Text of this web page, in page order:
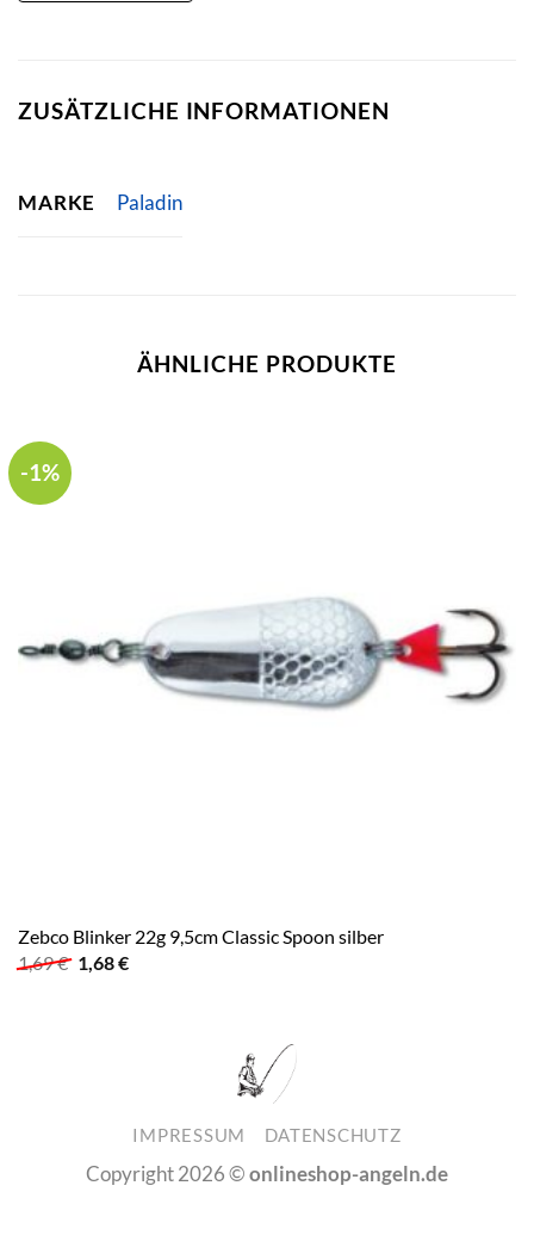
ZUSÄTZLICHE INFORMATIONEN
MARKE Paladin
ÄHNLICHE PRODUKTE
-1%
Zebco Blinker 22g 9,5cm Classic Spoon silber
1,69€ Ursprünglicher
1,68€Aktueller
IMPRESSUM DATENSCHUTZ
Copyright 2026 ©onlineshop-angeln.de